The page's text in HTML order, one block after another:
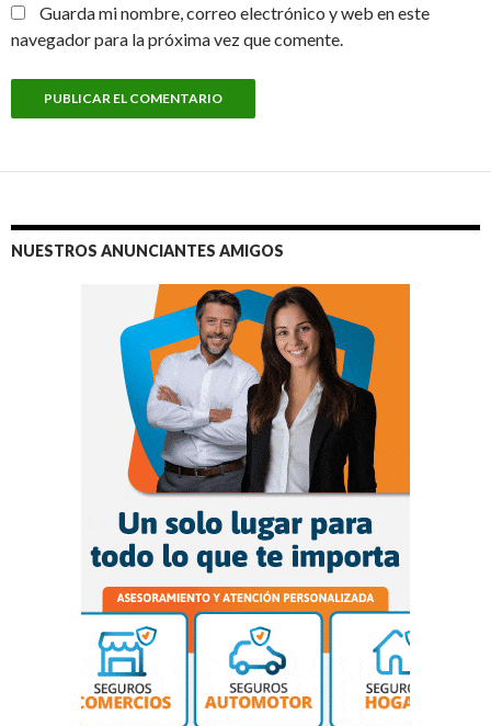
Guarda mi nombre, correo electrónico y web en este
navegador para la próxima vez que comente.
NUESTROS ANUNCIANTES AMIGOS